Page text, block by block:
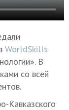
WorldSkills
В
со всей
Кавказского